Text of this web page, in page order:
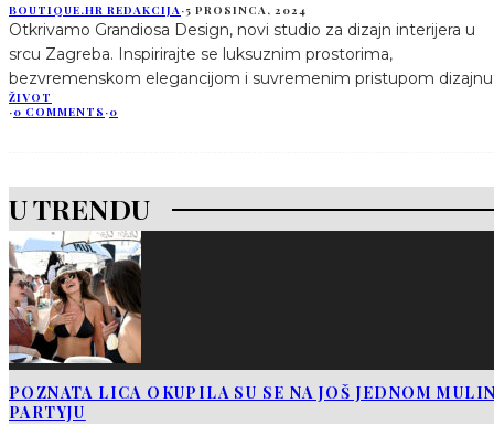
BOUTIQUE.HR REDAKCIJA·5 PROSINCA, 2024
Otkrivamo Grandiosa Design, novi studio za dizajn interijera u
srcu Zagreba. Inspirirajte se luksuznim prostorima,
bezvremenskom elegancijom i suvremenim pristupom
ŽIVOT
·0 COMMENTS ·0
U TRENDU
POZNATA LICA OKUPILA SU SE NA JOŠ JEDNOM
PARTYJU